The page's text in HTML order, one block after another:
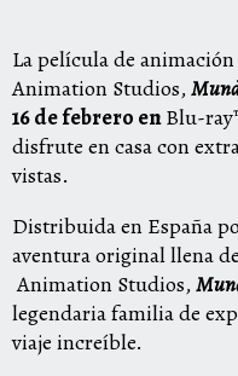
La película de
Animation Studios,
16 de febrero enBlu-
disfrute en casa con
vistas.
Distribuida en España
aventura original llena
Animation Studios,
legendaria familia de
viaje increíble.